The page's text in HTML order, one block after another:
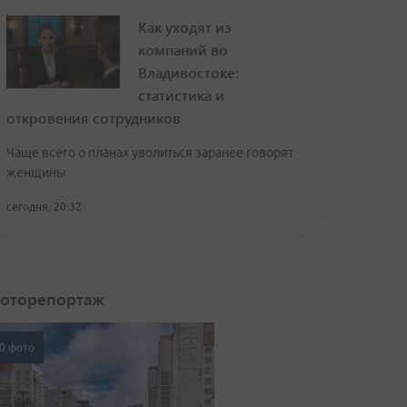
Как уходят из
компаний во
Владивостоке:
статистика и
откровения сотрудников
Чаще всего о планах уволиться заранее говорят
женщины
сегодня, 20:32
фото